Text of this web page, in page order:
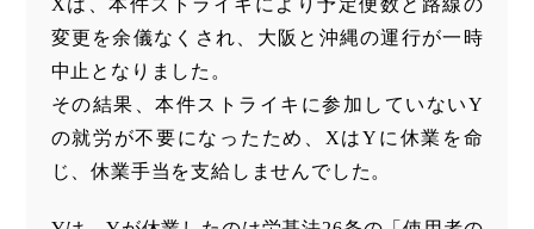
Xは、本件ストライキにより予定便数と路線の
変更を余儀なくされ、大阪と沖縄の運行が一時
中止となりました。
その結果、本件ストライキに参加していないY
の就労が不要になったため、XはYに休業を命
じ、休業手当を支給しませんでした。